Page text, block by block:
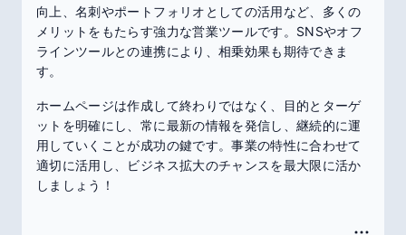
向上、名刺やポートフォリオとしての活用など、多くの
メリットをもたらす強力な営業ツールです。SNSやオフ
ラインツールとの連携により、相乗効果も期待できま
す。
ホームページは作成して終わりではなく、目的とターゲ
ットを明確にし、常に最新の情報を発信し、継続的に運
用していくことが成功の鍵です。事業の特性に合わせて
適切に活用し、ビジネス拡大のチャンスを最大限に活か
しましょう！